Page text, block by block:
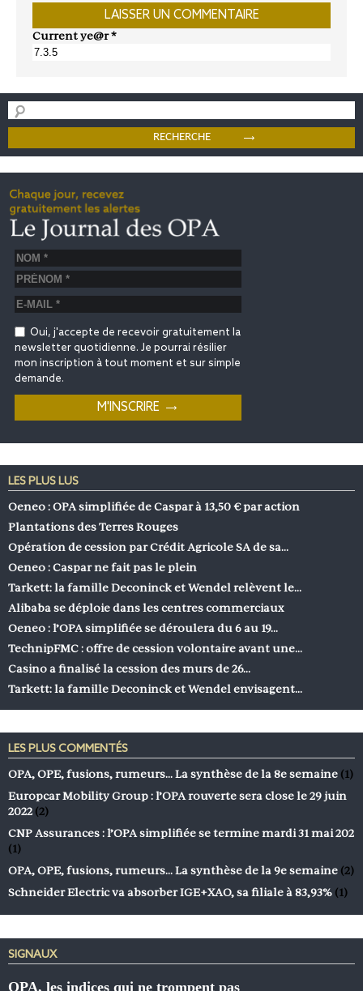
Current ye@r*
Oui, j'accepte de recevoir gratuitement la
newsletter quotidienne. Je pourrai résilier
mon inscription à tout moment et sur simple
demande.
LES PLUS LUS
Oeneo : OPA simplifiée de Caspar à 13,50 € par action
Plantations des Terres Rouges
Opération de cession par Crédit Agricole SA de sa…
Oeneo : Caspar ne fait pas le plein
Tarkett: la famille Deconinck et Wendel relèvent le…
Alibaba se déploie dans les centres commerciaux
Oeneo : l’OPA simplifiée se déroulera du 6 au 19…
TechnipFMC : offre de cession volontaire avant une…
Casino a finalisé la cession des murs de 26…
Tarkett: la famille Deconinck et Wendel envisagent…
LES PLUS COMMENTÉS
OPA, OPE, fusions, rumeurs… La synthèse de la 8e semaine (1)
Europcar Mobility Group : l’OPA rouverte sera close le 29 juin
2022 (2)
CNP Assurances : l’OPA simplifiée se termine mardi 31 mai 202
(1)
OPA, OPE, fusions, rumeurs… La synthèse de la 9e semaine (2)
Schneider Electric va absorber IGE+XAO, sa filiale à 83,93% (1)
SIGNAUX
OPA, les indices qui ne trompent pas